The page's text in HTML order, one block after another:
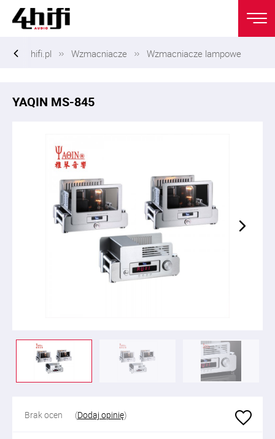
hifi.pl Wzmacniacze Wzmacniacze lampowe
YAQIN MS-845
Brak ocen (Dodaj opinię)